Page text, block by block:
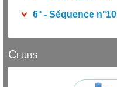
6° - Séquence n°10
Clubs